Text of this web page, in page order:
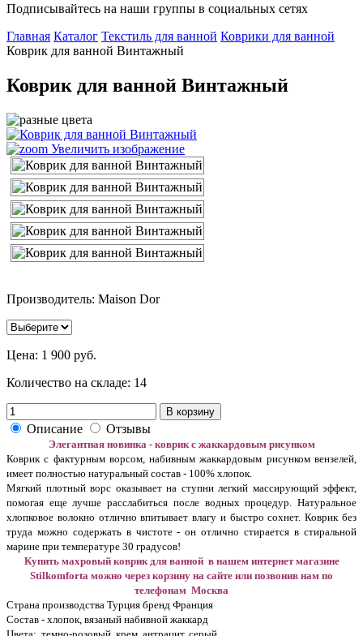
Подписывайтесь на наши группы в социальных сетях
Главная Каталог Текстиль для ванной Коврики для ванной
Коврик для ванной Винтажный
Коврик для ванной Винтажный
Увеличить изображение
Производитель: Maison Dor
Цена: 1 900 руб.
Количество на складе: 14
В корзину
Описание Отзывы
Элегантная новинка - коврик с жаккардовым рисунком
Коврик с фактурным ворсом, набивным жаккардовым рисунком вензелей,
имеет полностью натуральный состав - 100% хлопок.
Мягкий плотный ворс оказывает на ступни легкий массирующий эффект,
помогая еще лучше расслабиться после водных процедур. Натуральное
хлопковое волокно отлично впитывает влагу и быстро сохнет. Коврик без
труда можно содержать в чистоте - он отлично стирается в стиральной
марине при температуре 30 градусов!
Купить махровый коврик для ванной в нашем интернет магазине
Stilkomforta можно через корзину на сайте или позвонив нам по
телефонам Москва
Страна производства Турция бренд Франция
Состав - хлопок, вязаный набивной жаккард